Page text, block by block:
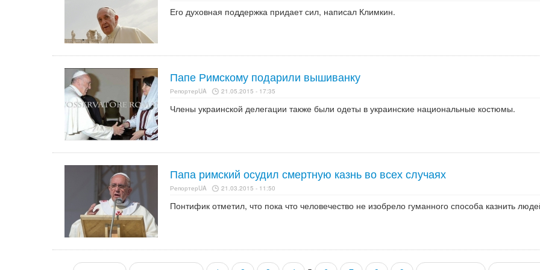
Его духовная поддержка придает сил, написал Климкин.
Папе Римскому подарили вышиванку
РепортерUA 21.05.2015 - 17:35
Члены украинской делегации также были одеты в украинские национальные костюмы.
Папа римский осудил смертную казнь во всех случаях
РепортерUA 21.03.2015 - 11:50
Понтифик отметил, что пока что человечество не изобрело гуманного способа казнить